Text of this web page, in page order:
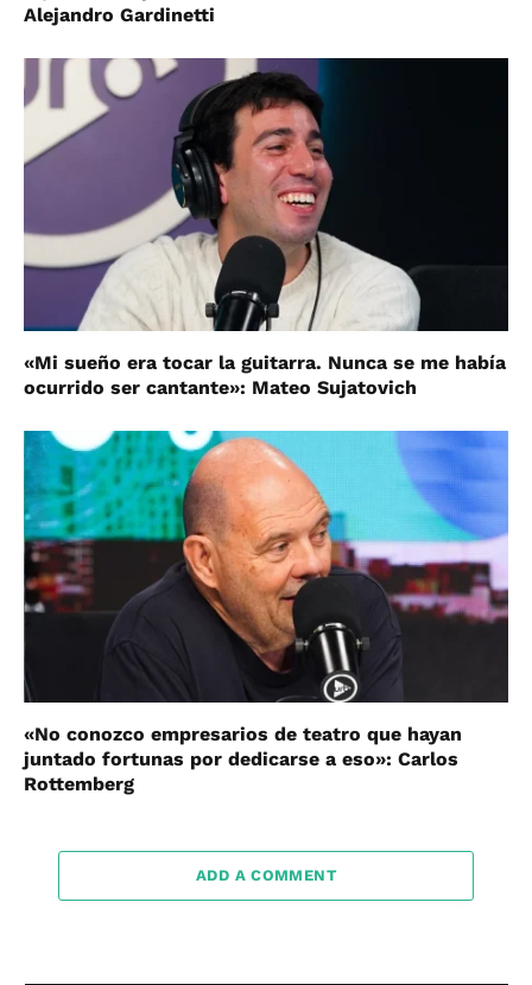
Alejandro Gardinetti
«Mi sueño era tocar la guitarra. Nunca se me había
ocurrido ser cantante»: Mateo Sujatovich
«No conozco empresarios de teatro que hayan
juntado fortunas por dedicarse a eso»: Carlos
Rottemberg
ADD A COMMENT